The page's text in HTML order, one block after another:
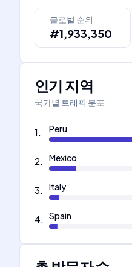
글로벌 순위
#1,933,350
인기 지역
국가별 트래픽 분포
1. Peru
2. Mexico
3. Italy
4. Spain